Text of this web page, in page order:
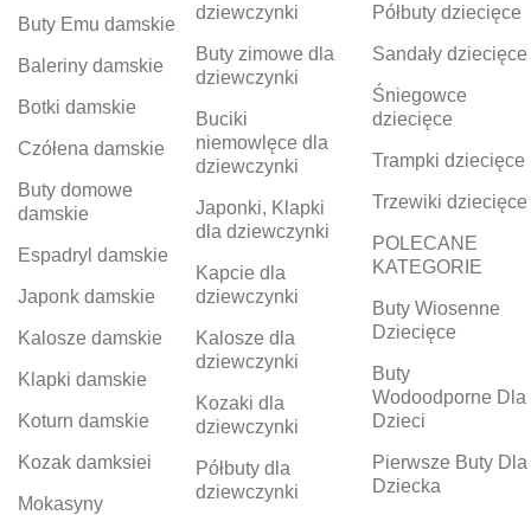
Buty Emu damskie
Baleriny damskie
Botki damskie
Czółena damskie
Buty domowe
damskie
Espadryl damskie
Japonk damskie
Kalosze damskie
Klapki damskie
Koturn damskie
Kozak damksiei
Mokasyny
dziewczynki
Buty zimowe dla
dziewczynki
Buciki
niemowlęce dla
dziewczynki
Japonki, Klapki
dla dziewczynki
Kapcie dla
dziewczynki
Kalosze dla
dziewczynki
Kozaki dla
dziewczynki
Półbuty dla
dziewczynki
Półbuty dziecięce
Sandały dziecięce
Śniegowce
dziecięce
Trampki dziecięce
Trzewiki dziecięce
POLECANE
KATEGORIE
Buty Wiosenne
Dziecięce
Buty
Wodoodporne Dla
Dzieci
Pierwsze Buty Dla
Dziecka